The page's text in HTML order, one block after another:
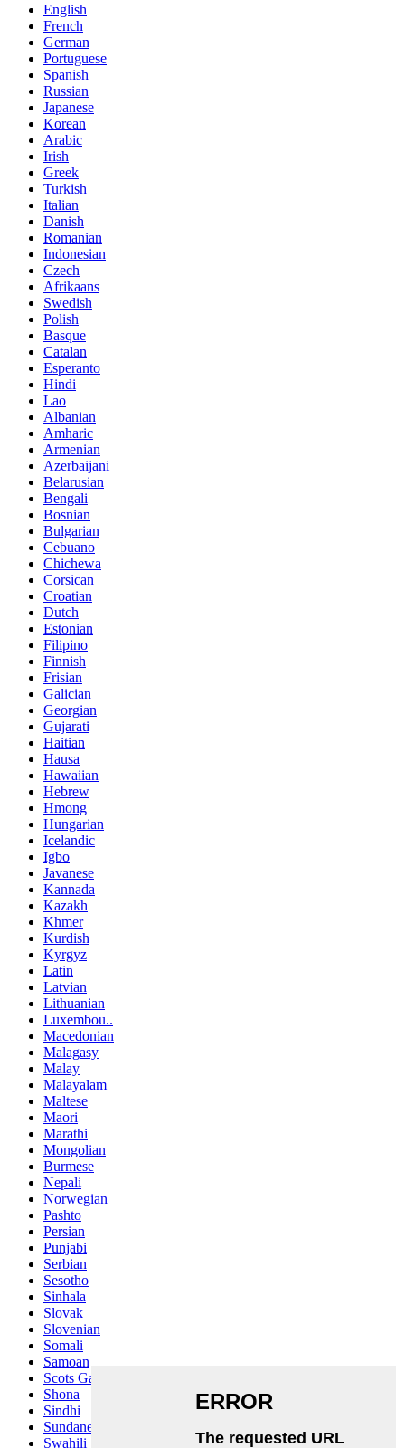
English
French
German
Portuguese
Spanish
Russian
Japanese
Korean
Arabic
Irish
Greek
Turkish
Italian
Danish
Romanian
Indonesian
Czech
Afrikaans
Swedish
Polish
Basque
Catalan
Esperanto
Hindi
Lao
Albanian
Amharic
Armenian
Azerbaijani
Belarusian
Bengali
Bosnian
Bulgarian
Cebuano
Chichewa
Corsican
Croatian
Dutch
Estonian
Filipino
Finnish
Frisian
Galician
Georgian
Gujarati
Haitian
Hausa
Hawaiian
Hebrew
Hmong
Hungarian
Icelandic
Igbo
Javanese
Kannada
Kazakh
Khmer
Kurdish
Kyrgyz
Latin
Latvian
Lithuanian
Luxembou..
Macedonian
Malagasy
Malay
Malayalam
Maltese
Maori
Marathi
Mongolian
Burmese
Nepali
Norwegian
Pashto
Persian
Punjabi
Serbian
Sesotho
Sinhala
Slovak
Slovenian
Somali
Samoan
Scots Gaelic
Shona
Sindhi
Sundanese
Swahili